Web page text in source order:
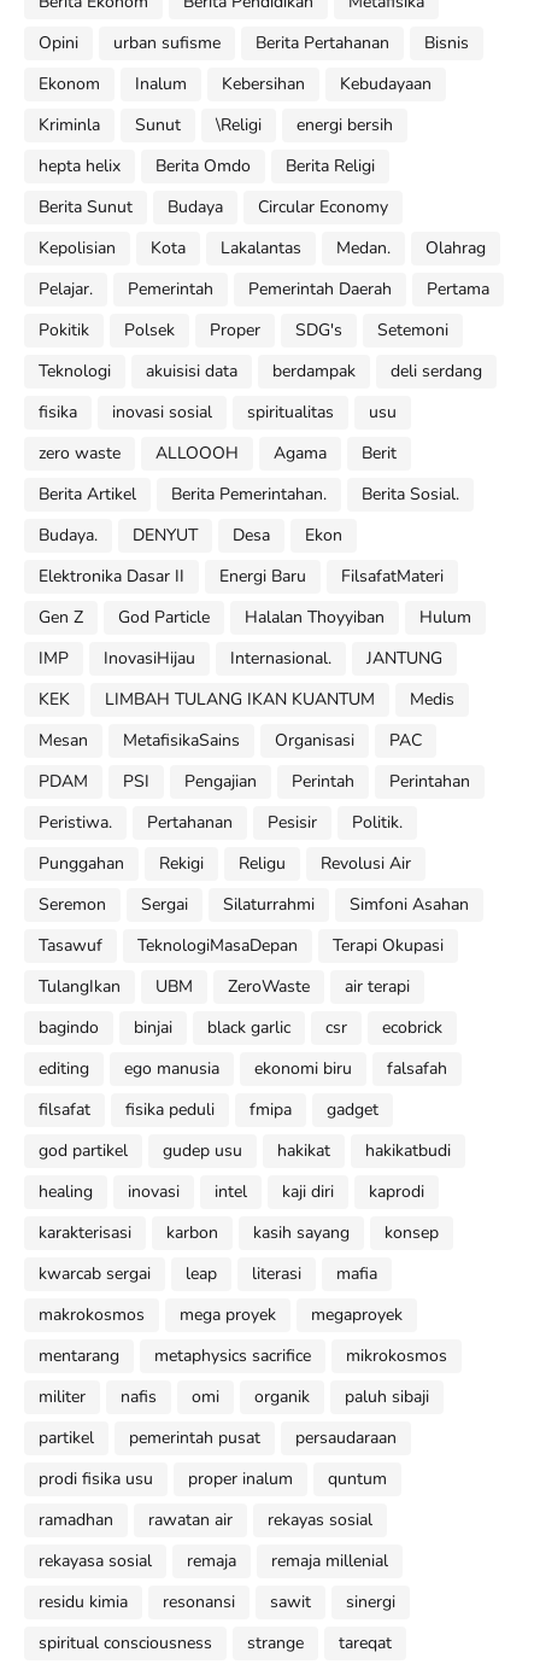
Opini
urban sufisme Berita Pertahanan
Bisnis
Ekonom
Inalum Kebersihan
Kebudayaan
Kriminla
Sunut \Religi
energi bersih
hepta helix
Berita Omdo
Berita Religi
Berita Sunut
Budaya
Circular Economy
Kepolisian
Kota Lakalantas Medan.
Olahrag
Pelajar.
Pemerintah Pemerintah Daerah
Pertama
Pokitik
Polsek Proper SDG's
Setemoni
Teknologi
akuisisi data berdampak
deli serdang
fisika
inovasi sosial spiritualitas
usu
zero waste
ALLOOOH Agama
Berit
Berita Artikel
Berita Pemerintahan.
Berita Sosial.
Budaya.
DENYUT Desa
Ekon
Elektronika Dasar II
Energi Baru
FilsafatMateri
Gen Z
God Particle Halalan Thoyyiban
Hulum
IMP
InovasiHijau Internasional.
JANTUNG
KEK
LIMBAH TULANG IKAN KUANTUM
Medis
Mesan
MetafisikaSains Organisasi
PAC
PDAM
PSI Pengajian Perintah
Perintahan
Peristiwa.
Pertahanan Pesisir
Politik.
Punggahan
Rekigi Religu
Revolusi Air
Seremon
Sergai Silaturrahmi
Simfoni Asahan
Tasawuf
TeknologiMasaDepan
Terapi Okupasi
TulangIkan
UBM ZeroWaste
air terapi
bagindo
binjai black garlic csr
ecobrick
editing
ego manusia ekonomi biru
falsafah
filsafat
fisika peduli fmipa
gadget
god partikel
gudep usu hakikat
hakikatbudi
healing
inovasi intel kaji diri
kaprodi
karakterisasi
karbon kasih sayang
konsep
kwarcab sergai
leap literasi
mafia
makrokosmos
mega proyek
megaproyek
mentarang
metaphysics sacrifice
mikrokosmos
militer
nafis omi organik
paluh sibaji
partikel
pemerintah pusat
persaudaraan
prodi fisika usu
proper inalum
quntum
ramadhan
rawatan air
rekayas sosial
rekayasa sosial
remaja
remaja millenial
residu kimia
resonansi sawit
sinergi
spiritual consciousness
strange
tareqat